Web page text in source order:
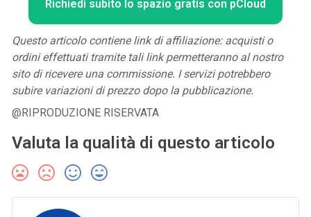
Richiedi subito lo spazio gratis con pCloud
Questo articolo contiene link di affiliazione: acquisti o
ordini effettuati tramite tali link permetteranno al nostro
sito di ricevere una commissione. I servizi potrebbero
subire variazioni di prezzo dopo la pubblicazione.
@RIPRODUZIONE RISERVATA
Valuta la qualità di questo articolo